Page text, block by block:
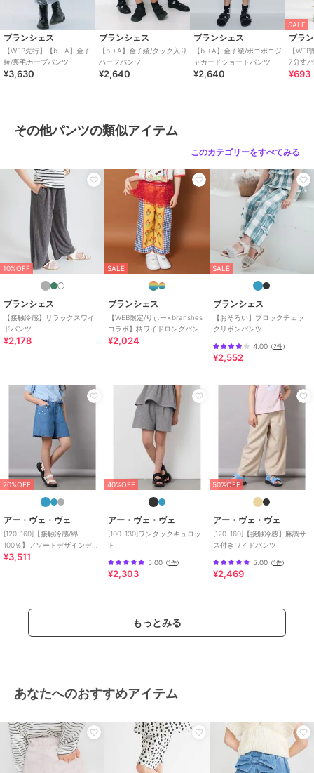
子ども/子供/こども/子供服/キッズ/ジュニア/男の子/女の子
ブランド ブランシェス
ショップ ブランシェス
パンツ ／ その他パンツ
サイズ 7サイズ展開
素材
グレー/ブラック：ポリエステル10
商品のお取り扱い方法
特徴
ポリエステル素材
ワイ
ド・バギー/ストレートパンツ
ド・半端丈/
その他パンツ
ワイ
ストレートパンツ
ド・半端丈/ カジュアル
原産国
ブランシェス
【WEB先行】【b.+A】金子
綾/裏毛カーブパンツ
¥3,630
ブランシェス
【b.+A】金子綾/タック入り
ハーフパンツ
¥2,640
ブランシェス
【b.+A】金子綾/ポコポコジ
ャガードショートパンツ
¥2,640
SALE
ブラ
【
7分丈
¥693
その他パンツの類似アイテム
このカテゴリーをすべてみる
10%OFF
ブランシェス
【接触冷感】リラックスワイ
ドパンツ
¥2,178
SALE
ブランシェス
【WEB限定/りぃー×branshes
コラボ】柄ワイドロングパン
ツ
¥2,024
SALE
ブランシェス
【おそろい】ブロックチェッ
クリボンパンツ
4.00（2件）
¥2,552
20%OFF
アー・ヴェ・ヴェ
[120-160]【接触冷感/綿
100％】アソートデザインデニ
ムキュロット
¥3,511
40%OFF
アー・ヴェ・ヴェ
[100-130]ワンタックキュロッ
ト
5.00 （1件）
¥2,303
50%OFF
アー・ヴェ・ヴェ
[120-160]【接触冷感】麻調サ
ス付きワイドパンツ
5.00（1件）
¥2,469
もっとみる
あなたへのおすすめアイテム